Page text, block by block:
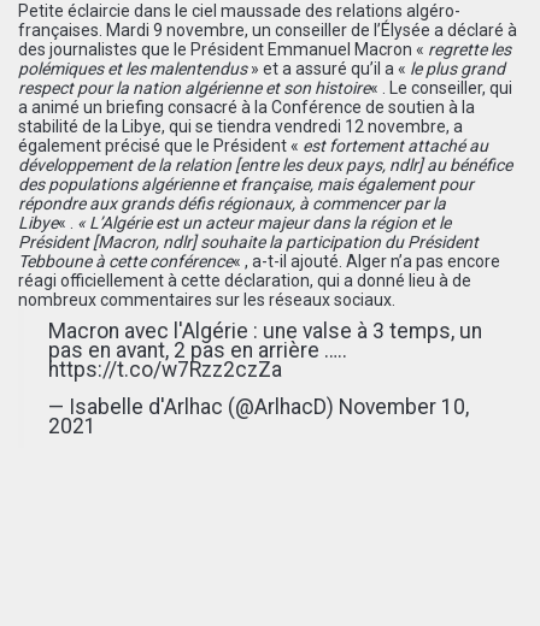
Petite éclaircie dans le ciel maussade des relations algéro-
françaises. Mardi 9 novembre, un conseiller de l’Élysée a déclaré à
des journalistes que le Président Emmanuel Macron « regrette les
polémiques et les malentendus» et a assuré qu’il a « le plus grand
respect pour la nation algérienne et son histoire« . Le conseiller, qui
a animé un briefing consacré à la Conférence de soutien à la
stabilité de la Libye, qui se tiendra vendredi 12 novembre, a
également précisé que le Président « est fortement attaché au
développement de la relation [entre les deux pays, ndlr] au bénéfice
des populations algérienne et française, mais également pour
répondre aux grands défis régionaux, à commencer par la
Libye« . « L’Algérie est un acteur majeur dans la région et le
Président [Macron, ndlr] souhaite la participation du Président
Tebboune à cette conférence« , a-t-il ajouté. Alger n’a pas encore
réagi officiellement à cette déclaration, qui a donné lieu à de
nombreux commentaires sur les réseaux sociaux.
Macron avec l'Algérie : une valse à 3 temps, un
pas en avant, 2 pas en arrière …..
https://t.co/w7Rzz2czZa
— Isabelle d'Arlhac (@ArlhacD) November 10,
2021